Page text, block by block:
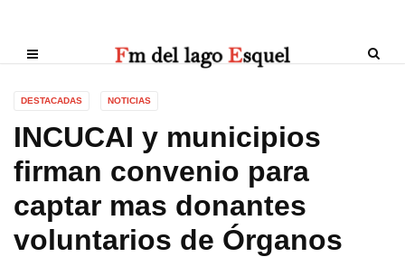
DESTACADAS NOTICIAS
INCUCAI y municipios
firman convenio para
captar mas donantes
voluntarios de Órganos